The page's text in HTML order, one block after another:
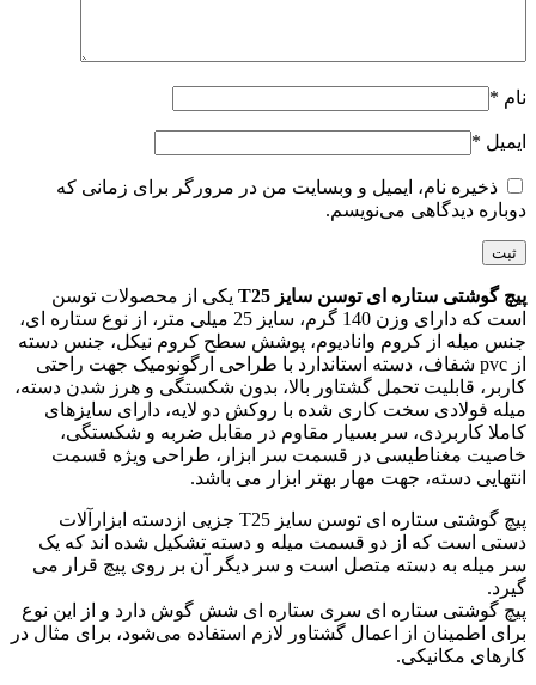
نام *
ایمیل *
ذخیره نام، ایمیل و وبسایت من در مرورگر برای زمانی که
دوباره دیدگاهی می‌نویسم.
پیچ گوشتی ستاره ای توسن سایز T25
یکی از محصولات توسن
است که دارای وزن 140 گرم، سایز 25 میلی متر، از نوع ستاره ای،
جنس میله از کروم وانادیوم، پوشش سطح کروم نیکل، جنس دسته
از pvc شفاف، دسته استاندارد با طراحی ارگونومیک جهت راحتی
کاربر، قابلیت تحمل گشتاور بالا، بدون شکستگی و هرز شدن دسته،
میله فولادی سخت کاری شده با روکش دو لایه، دارای سایزهای
کاملا کاربردی، سر بسیار مقاوم در مقابل ضربه و شکستگی،
خاصیت مغناطیسی در قسمت سر ابزار، طراحی ویژه قسمت
انتهایی دسته، جهت مهار بهتر ابزار می باشد.
پیچ گوشتی ستاره ای توسن سایز T25 جزیی ازدسته ابزارآلات
دستی است که از دو قسمت میله و دسته تشکیل شده اند که یک
سر میله به دسته متصل است و سر دیگر آن بر روی پیچ قرار می
گیرد.
پیچ گوشتی ستاره ای سری ستاره ای شش گوش دارد و از این نوع
برای اطمینان از اعمال گشتاور لازم استفاده می‌شود، برای مثال در
کارهای مکانیکی.